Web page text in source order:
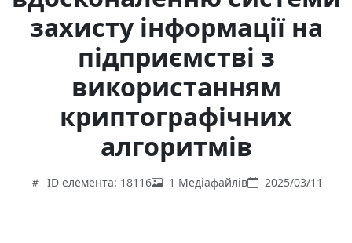
захисту інформації на
підприємстві з
використанням
криптографічних
алгоритмів
ID елемента: 18116 1 Медіафайлів 2025/03/11